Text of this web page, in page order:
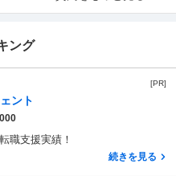
ング
[PR]
ント
職支援実績！
続きを見る